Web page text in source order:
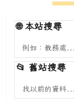
🌐本站搜尋
搜尋本站內容
📂 舊站搜尋
搜尋舊站內容